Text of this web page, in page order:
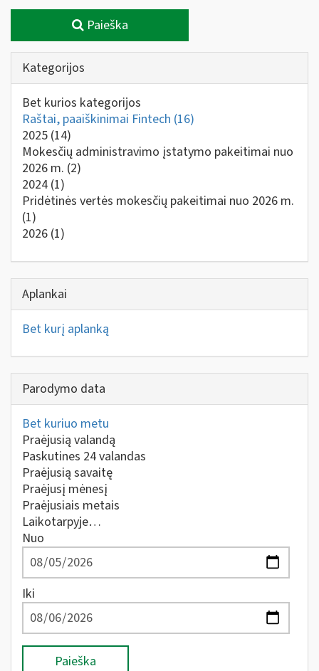
Paieška
Kategorijos
Bet kurios kategorijos
Raštai, paaiškinimai Fintech (16)
2025 (14)
Mokesčių administravimo įstatymo pakeitimai nuo
2026 m. (2)
2024 (1)
Pridėtinės vertės mokesčių pakeitimai nuo 2026 m.
(1)
2026 (1)
Aplankai
Bet kurį aplanką
Parodymo data
Bet kuriuo metu
Praėjusią valandą
Paskutines 24 valandas
Praėjusią savaitę
Praėjusį mėnesį
Praėjusiais metais
Laikotarpyje…
Nuo
Iki
Paieška